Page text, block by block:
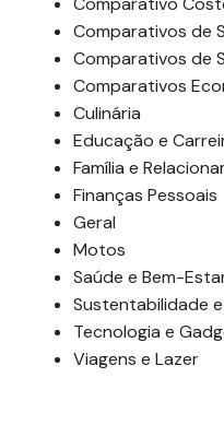
Comparativos de
Comparativos de
Comparativos
Culinária
Educação e
Família e
Finanças Pessoais
Geral
Motos
Saúde e Bem-
Sustentabilidade
Tecnologia e
Viagens e Lazer